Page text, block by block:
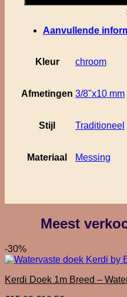
+
Aanvullende
Kleur chroom
Afmetingen 3/8"x10 mm
Stijl Traditioneel
Materiaal Messing
Meest
-30%
Kerdi Doek 1m Breed –